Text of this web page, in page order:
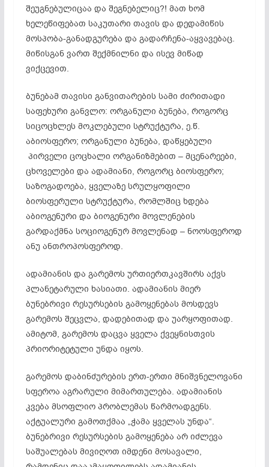
შეუგნებულიცაა და შეგნებელიც?! მათ ხომ
ხელეწიფებათ საკუთარი თავის და დედამიწის
მოსპობა-განადგურება და გადარჩენა-აყვავებაც.
მიწისგან ვართ შექმნილნი და ისევ მიწად
ვიქცევით.
ბუნებამ თავისი განვითარების სამი ძირითადი
საფეხური განვლო: ორგანული ბუნება, როგორც
სიცოცხლეს მოკლებული სტრუქტურა, ე.წ.
აბიოსფერო; ორგანული ბუნება, დაწყებული
პირველი ცოცხალი ორგანიზმებით – მცენარეები,
ცხოველები და ადამიანი, როგორც ბიოსფერო;
საზოგადოება, ყველაზე სრულყოფილი
ბიოსფერული სტრუქტურა, რომლშიც ხდება
აბიოგენური და ბიოგენური მოვლენების
გარდაქმნა სოციოგენურ მოვლენად – ნოოსფეროდ
ანუ ანთროპოსფეროდ.
ადამიანის და გარემოს ურთიერთკავშირს აქვს
პლანეტარული ხასიათი. ადამიანის მიერ
ბუნებრივი რესურსების გამოყენებას მოსდევს
გარემოს შეცვლა, დადებითად და უარყოფითად.
ამიტომ, გარემოს დაცვა ყველა ქვეყნისთვის
პრიორიტეტული უნდა იყოს.
გარემოს დაბინძურების ერთ-ერთი მნიშვნელოვანი
სფეროა აგრარული მიმართულება. ადამიანის
კვება მსოფლიო პრობლემას წარმოადგენს.
აქტუალური გამოთქმაა „ჭამა ყველას უნდა“.
ბუნებრივი რესურსების გამოყენება არ იძლევა
საშუალებას მივიღოთ იმდენი მოსავალი,